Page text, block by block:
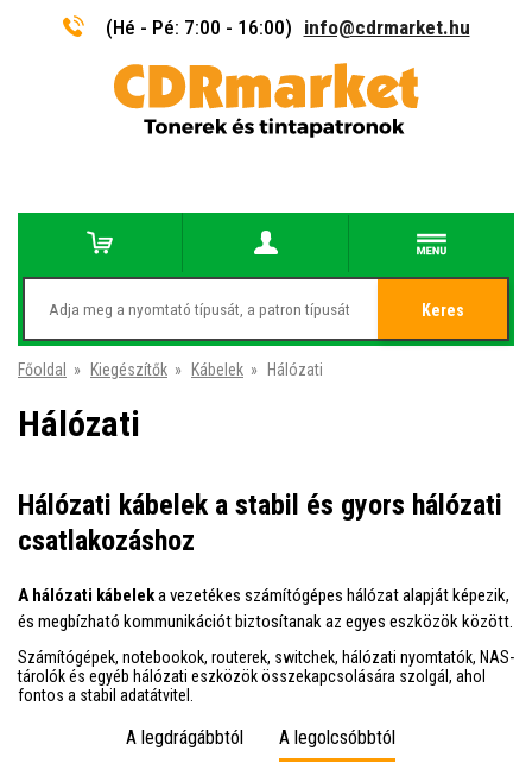
(Hé - Pé: 7:00 - 16:00) info@cdrmarket.hu
Keres
Főoldal » Kiegészítők » Kábelek » Hálózati
Hálózati
Hálózati kábelek a stabil és gyors hálózati
csatlakozáshoz
A hálózati kábeleka vezetékes számítógépes hálózat alapját képezik,
és megbízható kommunikációt biztosítanak az egyes eszközök között.
Számítógépek, notebookok, routerek, switchek, hálózati nyomtatók, NAS-
tárolók és egyéb hálózati eszközök összekapcsolására szolgál, ahol
fontos a stabil adatátvitel.
A legdrágábbtól A legolcsóbbtól